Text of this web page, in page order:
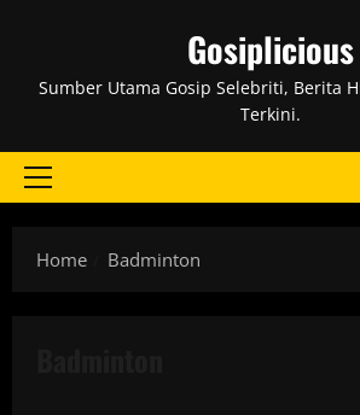
Gosiplicious
Sumber Utama Gosip Selebriti, Berita
Terkini.
Primary
Home
Badminton